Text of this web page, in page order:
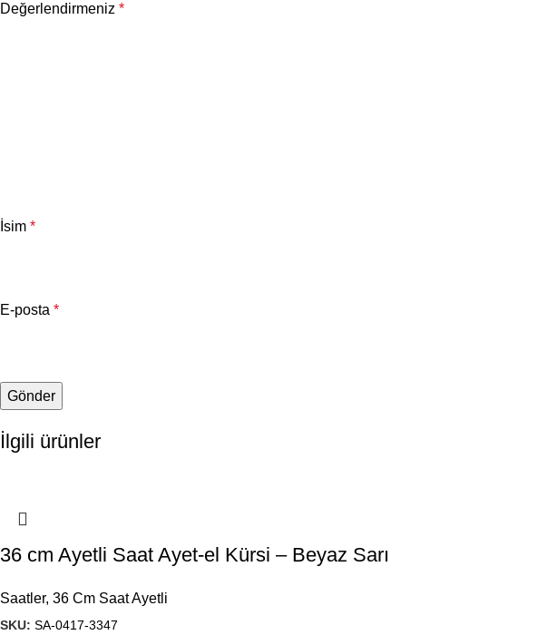
Değerlendirmeniz *
İsim *
E-posta *
İlgili ürünler
36 cm Ayetli Saat Ayet-el Kürsi – Beyaz Sarı
Saatler, 36 Cm Saat Ayetli
SKU: SA-0417-3347